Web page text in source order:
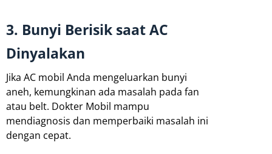
3. Bunyi Berisik saat AC
Dinyalakan
Jika AC mobil Anda mengeluarkan bunyi
aneh, kemungkinan ada masalah pada fan
atau belt. Dokter Mobil mampu
mendiagnosis dan memperbaiki masalah ini
dengan cepat.